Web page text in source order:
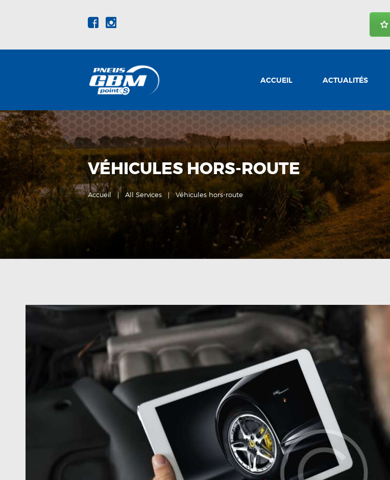
ACCUEIL ACTUALITÉS
VÉHICULES HORS-ROUTE
Accueil All Services Véhicules hors-route
NOTRE ENTREPRISE
CARRIÈRES